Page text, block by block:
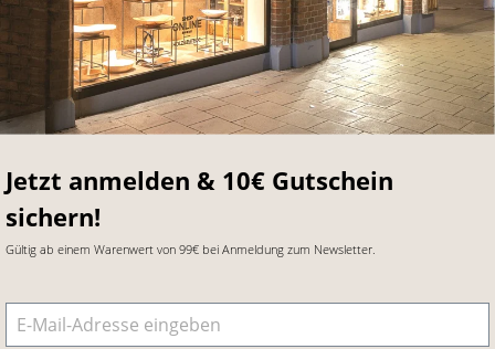
Jetzt anmelden & 10€ Gutschein
sichern!
Gültig ab einem Warenwert von 99€ bei Anmeldung zum Newsletter.
E-Mail-Adresse